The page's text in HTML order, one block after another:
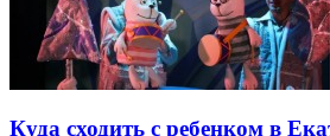
Куда сходить с ребенком в